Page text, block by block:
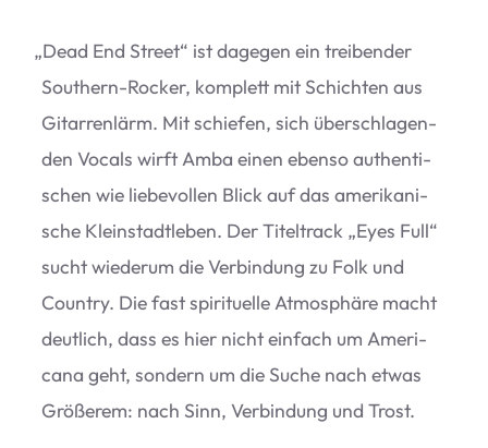
„Dead End Street“ ist dage­gen ein trei­ben­der
Sou­thern-Rocker, kom­plett mit Schich­ten aus
Gitar­ren­lärm. Mit schie­fen, sich über­schla­gen­
den Vocals wirft Amba einen ebenso authen­ti­
schen wie lie­be­vol­len Blick auf das ame­ri­ka­ni­
sche Klein­stadt­le­ben. Der Titel­track „Eyes Full“
sucht wie­derum die Ver­bin­dung zu Folk und
Coun­try. Die fast spi­ri­tu­elle Atmo­sphäre macht
deut­lich, dass es hier nicht ein­fach um Ame­ri­
cana geht, son­dern um die Suche nach etwas
Grö­ße­rem: nach Sinn, Ver­bin­dung und Trost.